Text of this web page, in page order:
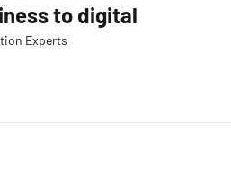
to digital
Experts